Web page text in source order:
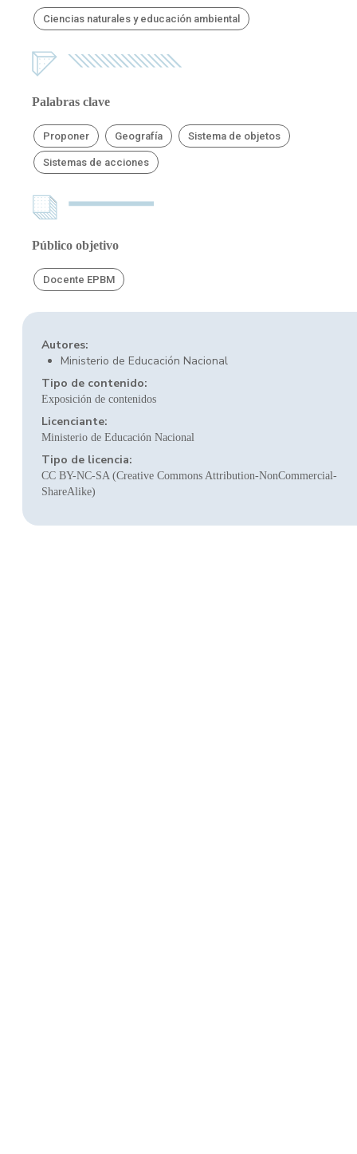
Ciencias naturales y educación ambiental
Palabras clave
Proponer Geografía Sistema de objetos
Sistemas de acciones
Público objetivo
Docente EPBM
Autores:
Ministerio de Educación Nacional
Tipo de contenido:
Exposición de contenidos
Licenciante:
Ministerio de Educación Nacional
Tipo de licencia:
CC BY-NC-SA (Creative Commons Attribution-NonCommercial-
ShareAlike)